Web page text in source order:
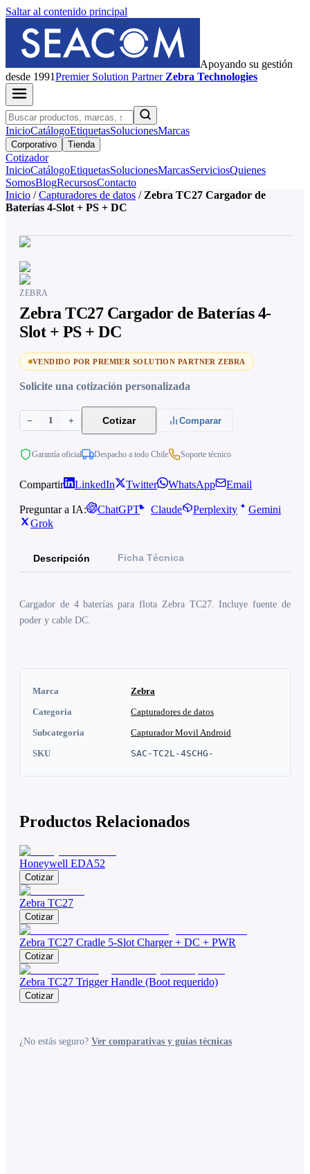
Saltar al contenido principal
Apoyando su gestión
desde 1991PremierSolution Partner Zebra Technologies
InicioCatálogoEtiquetasSolucionesMarcas
Corporativo Tienda
Cotizador
InicioCatálogoEtiquetasSolucionesMarcasServiciosQuienes
SomosBlogRecursosContacto
Inicio / Capturadores de datos / Zebra TC27 Cargador de
Baterías 4-Slot + PS + DC
ZEBRA
Zebra TC27 Cargador de Baterías 4-
Slot + PS + DC
VENDIDO POR PREMIER SOLUTION PARTNER ZEBRA
Solicite una cotización personalizada
− 1 + Cotizar Comparar
Garantía oficial Despacho a todo Chile Soporte técnico
Compartir LinkedIn Twitter WhatsApp Email
Preguntar a IA: ChatGPT Claude Perplexity
Gemini
Grok
Descripción Ficha Técnica
Cargador de 4 baterías para flota Zebra TC27. Incluye fuente de
poder y cable DC.
Marca
Zebra
Categoria
Capturadores de datos
Subcategoria
Capturador Movil Android
SKU
SAC-TC2L-4SCHG-
Productos Relacionados
Honeywell EDA52
Cotizar
Zebra TC27
Cotizar
Zebra TC27 Cradle 5-Slot Charger + DC + PWR
Cotizar
Zebra TC27 Trigger Handle (Boot requerido)
Cotizar
¿No estás seguro? Ver comparativas y guías técnicas